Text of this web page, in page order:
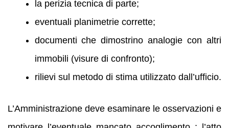
la perizia tecnica di parte;
eventuali planimetrie corrette;
documenti che dimostrino analogie con altri
immobili (visure di confronto);
rilievi sul metodo di stima utilizzato dall’ufficio.
L’Amministrazione deve esaminare le osservazioni e